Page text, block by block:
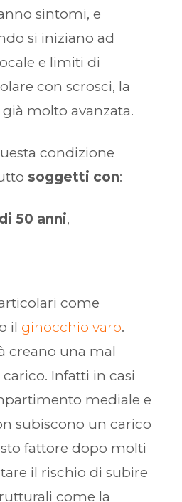
sintomi, e
si iniziano ad
e limiti di
con scrosci, la
molto avanzata.
condizione
soggetti con:
50 anni,
come
il ginocchio varo.
creano una mal
Infatti in casi
mediale e
subiscono un carico
fattore dopo molti
il rischio di subire
come la